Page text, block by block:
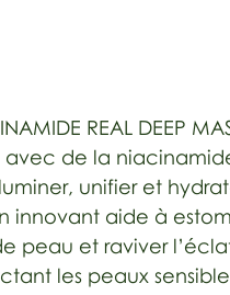
REAL DEEP
de la
unifier et
innovant aide à
peau et raviver
les peaux